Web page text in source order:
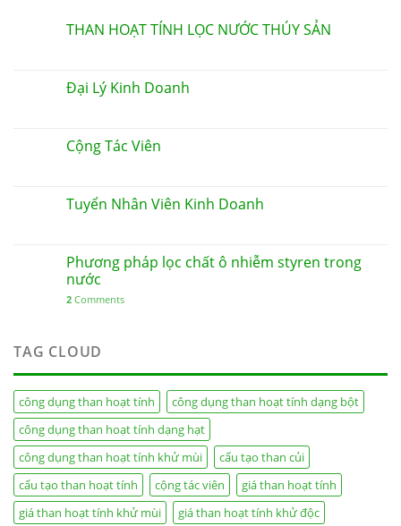
THAN HOẠT TÍNH LỌC NƯỚC THÚY SẢN
Đại Lý Kinh Doanh
Cộng Tác Viên
Tuyển Nhân Viên Kinh Doanh
Phương pháp lọc chất ô nhiễm styren trong
nước
2 Comments
TAG CLOUD
công dụng than hoạt tính
công dụng than hoạt tính dạng bột
công dụng than hoạt tính dạng hạt
công dụng than hoạt tính khử mùi
cấu tạo than củi
cấu tạo than hoạt tính
cộng tác viên
giá than hoạt tính
giá than hoạt tính khử mùi
giá than hoạt tính khử độc